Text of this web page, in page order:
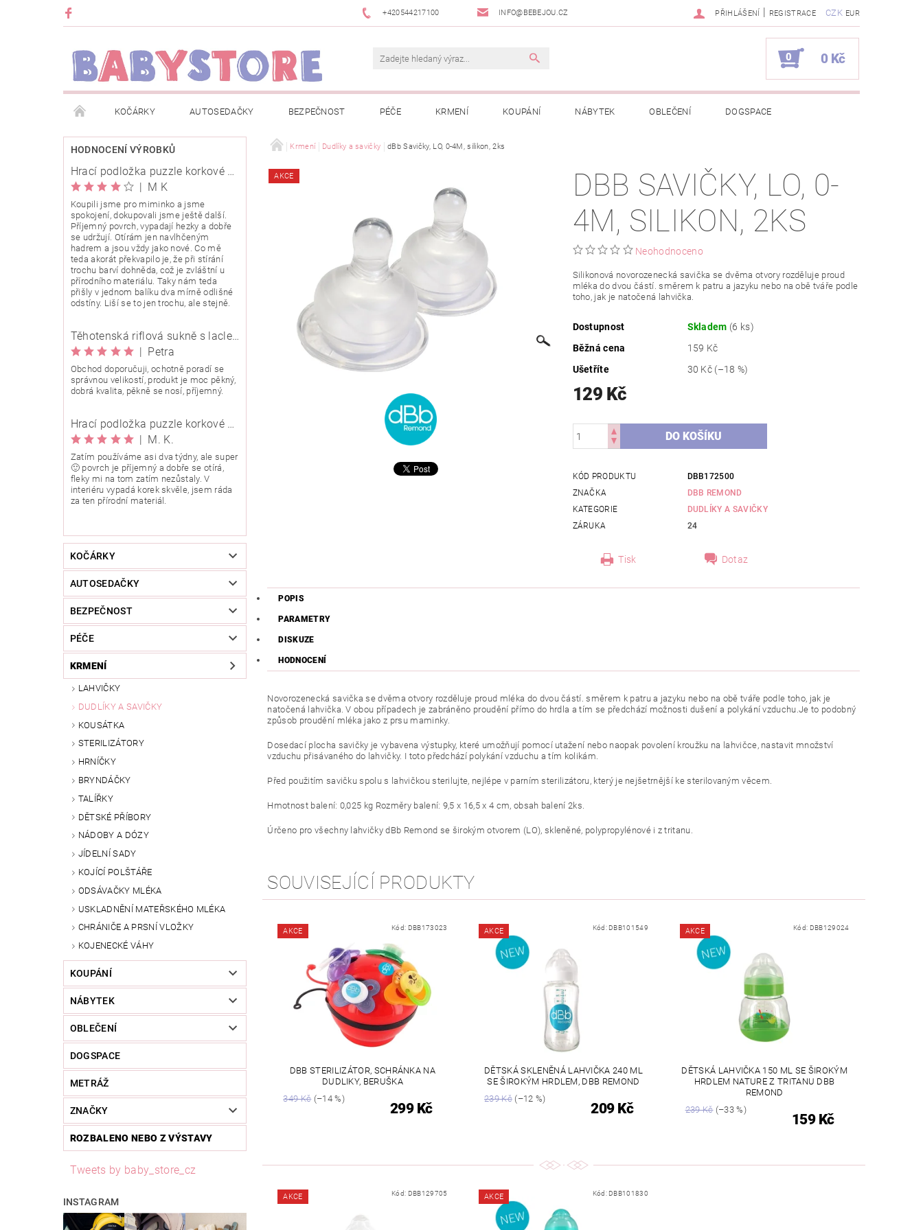
+420544217100 INFO@BEBEJOU.CZ CZK EUR
PŘIHLÁŠENÍ | REGISTRACE
0 0 Kč
KOČÁRKY AUTOSEDAČKY BEZPEČNOST PÉČE KRMENÍ KOUPÁNÍ NÁBYTEK OBLEČENÍ DOGSPACE
METRÁŽ ZNAČKY ROZBALENO NEBO Z VÝSTAVY JAK SPRÁVNĚ ÚRČIT VELIKOST
OBCHODNÍ PODMÍNKY INFORMACE O EVIDENCI TRŽEB EET NAPIŠTE NÁM KONTAKTY
O NÁS KARIERA KLUB BABYSTORE NEWSLETTERY ODSTOUPENÍ OD SMLOUVY MOJE OBJEDNÁVKA
HODNOCENÍ VÝROBKŮ
Hrací podložka puzzle korkové 120x120cm
| M K
Koupili jsme pro miminko a jsme
spokojení, dokupovali jsme ještě další.
Příjemný povrch, vypadají hezky a dobře
se udržují. Otírám jen navlhčeným
hadrem a jsou vždy jako nové. Co mě
teda akorát překvapilo je, že při stírání
trochu barví dohněda, což je zvláštní u
přírodního materiálu. Taky nám teda
přišly v jednom balíku dva mírně odlišné
odstíny. Liší se to jen trochu, ale stejně.
Těhotenská riflová sukně s laclem Rialto Wingles 01753
| Petra
Obchod doporučuji, ochotně poradí se
správnou velikostí, produkt je moc pěkný,
dobrá kvalita, pěkně se nosí, příjemný.
Hrací podložka puzzle korkové 90x90 cm
| M. K.
Zatím používáme asi dva týdny, ale super
🙂 povrch je příjemný a dobře se otírá,
fleky mi na tom zatím nezůstaly. V
interiéru vypadá korek skvěle, jsem ráda
za ten přírodní materiál.
KOČÁRKY
AUTOSEDAČKY
BEZPEČNOST
PÉČE
KRMENÍ
LAHVIČKY
DUDLÍKY A SAVIČKY
KOUSÁTKA
STERILIZÁTORY
HRNÍČKY
BRYNDÁČKY
TALÍŘKY
DĚTSKÉ PŘÍBORY
NÁDOBY A DÓZY
JÍDELNÍ SADY
KOJÍCÍ POLŠTÁŘE
ODSÁVAČKY MLÉKA
USKLADNĚNÍ MATEŘSKÉHO MLÉKA
CHRÁNIČE A PRSNÍ VLOŽKY
KOJENECKÉ VÁHY
KOUPÁNÍ
NÁBYTEK
OBLEČENÍ
DOGSPACE
METRÁŽ
ZNAČKY
ROZBALENO NEBO Z VÝSTAVY
Tweets by baby_store_cz
INSTAGRAM
Krmení Dudlíky a savičky dBb Savičky, LO, 0-4M, silikon, 2ks
AKCE
DBB SAVIČKY, LO, 0-
4M, SILIKON, 2KS
Neohodnoceno
Silikonová novorozenecká savička se dvěma otvory rozděluje proud
mléka do dvou částí. směrem k patru a jazyku nebo na obě tváře podle
toho, jak je natočená lahvička.
Dostupnost Skladem (6 ks)
Běžná cena
159 Kč
Ušetříte
30 Kč (–18 %)
129 Kč
KÓD PRODUKTU
DBB172500
ZNAČKA
DBB REMOND
KATEGORIE
DUDLÍKY A SAVIČKY
ZÁRUKA
24
Tisk Dotaz
POPIS
PARAMETRY
DISKUZE
HODNOCENÍ
Novorozenecká savička se dvěma otvory rozděluje proud mléka do dvou částí. směrem k patru a jazyku nebo na obě tváře podle toho, jak je
natočená lahvička. V obou případech je zabráněno proudění přímo do hrdla a tím se předchází možnosti dušení a polykání vzduchu.Je to podobný
způsob proudění mléka jako z prsu maminky.
Dosedací plocha savičky je vybavena výstupky, které umožňují pomocí utažení nebo naopak povolení kroužku na lahvičce, nastavit množství
vzduchu přisávaného do lahvičky. I toto předchází polykání vzduchu a tím kolikám.
Před použitím savičku spolu s lahvičkou sterilujte, nejlépe v parním sterilizátoru, který je nejšetrnější ke sterilovaným věcem.
Hmotnost balení: 0,025 kg Rozměry balení: 9,5 x 16,5 x 4 cm, obsah balení 2ks.
Úrčeno pro všechny lahvičky dBb Remond se širokým otvorem (LO), skleněné, polypropylénové i z tritanu.
SOUVISEJÍCÍ PRODUKTY
AKCE Kód: DBB173023
DBB STERILIZÁTOR, SCHRÁNKA NA
DUDLIKY, BERUŠKA
349 Kč(–14 %)
299 Kč
AKCE Kód: DBB101549
DĚTSKÁ SKLENĚNÁ LAHVIČKA 240 ML
SE ŠIROKÝM HRDLEM, DBB REMOND
239 Kč(–12 %)
209 Kč
AKCE Kód: DBB129024
DĚTSKÁ LAHVIČKA 150 ML SE ŠIROKÝM
HRDLEM NATURE Z TRITANU DBB
REMOND
239 Kč(–33 %)
159 Kč
AKCE Kód: DBB129705 AKCE Kód: DBB101830